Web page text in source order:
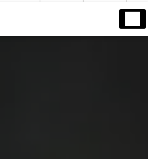
des cookies